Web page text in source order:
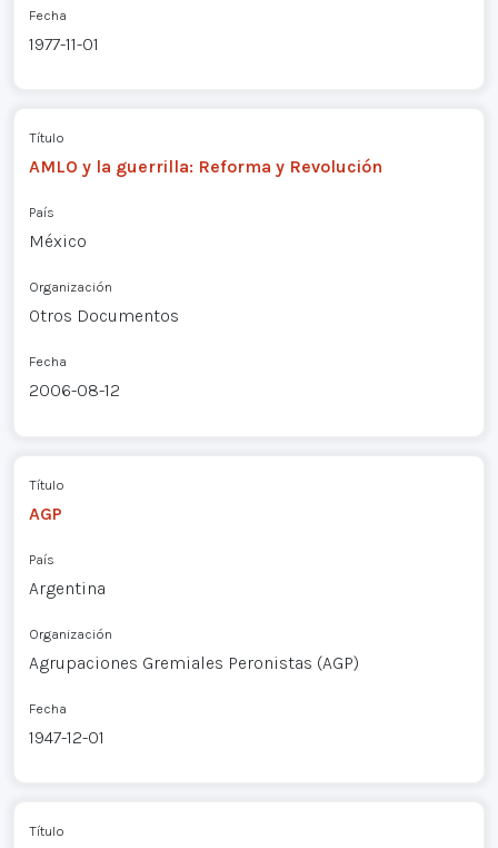
Fecha
1977-11-01
Título
AMLO y la guerrilla: Reforma y Revolución
País
México
Organización
Otros Documentos
Fecha
2006-08-12
Título
AGP
País
Argentina
Organización
Agrupaciones Gremiales Peronistas (AGP)
Fecha
1947-12-01
Título